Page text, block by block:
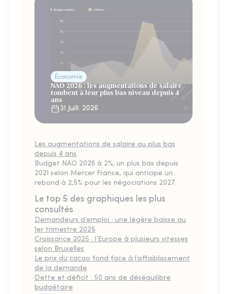
Économie
NAO 2026 : les augmentations de salaire
tombent à leur plus bas niveau depuis 4
ans
31 Juill. 2026
Les augmentations de salaire au plus bas
depuis 4 ans
Budget NAO 2026 à 2%, un plus bas depuis
2021 selon Mercer France, qui anticipe un
rebond à 2,5% pour les négociations 2027.
Le top 5 des graphiques les plus
consultés
Demandeurs d’emploi : une légère baisse au
1er trimestre 2026
Croissance 2025 : l’Europe à plusieurs vitesses
selon Bruxelles
Le prix du cacao fond face à l’affaiblissement
de la demande
Dette et déficit : 50 ans de déséquilibre
budgétaire